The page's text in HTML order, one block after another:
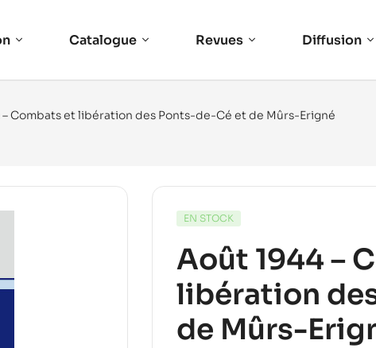
Catalogue Revues Diffusion
– Combats et libération des Ponts-de-Cé et de Mûrs-Erigné
EN STOCK
Août 1944 –
libération
de Mûrs-